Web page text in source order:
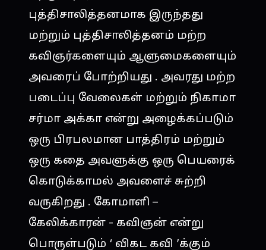
புத்திசாலித்தனமாக இருந்தது
மற்றும் புத்திசாலித்தனம் மற்ற
கவிஞர்களையும் ஆளுமைகளையும்
அவரைப் போற்றியது . அவரது மற்ற
படைப்பு வேலைகள் மற்றும் நிகாமா
சர்மா அக்கா என்று அழைக்கப்படும்
ஒரு பிரபலமான பாத்திரம் மற்றும்
ஒரு கதை அவளுக்கு ஒரு பெயரைக்
கொடுக்காமல் அவளைச் சுற்றி
வருகிறது . கோமாளி –
கேலிக்காரன் - கவிஞன் என்று
பொருள்படும் ‘ விகட கவி ’க்கும்